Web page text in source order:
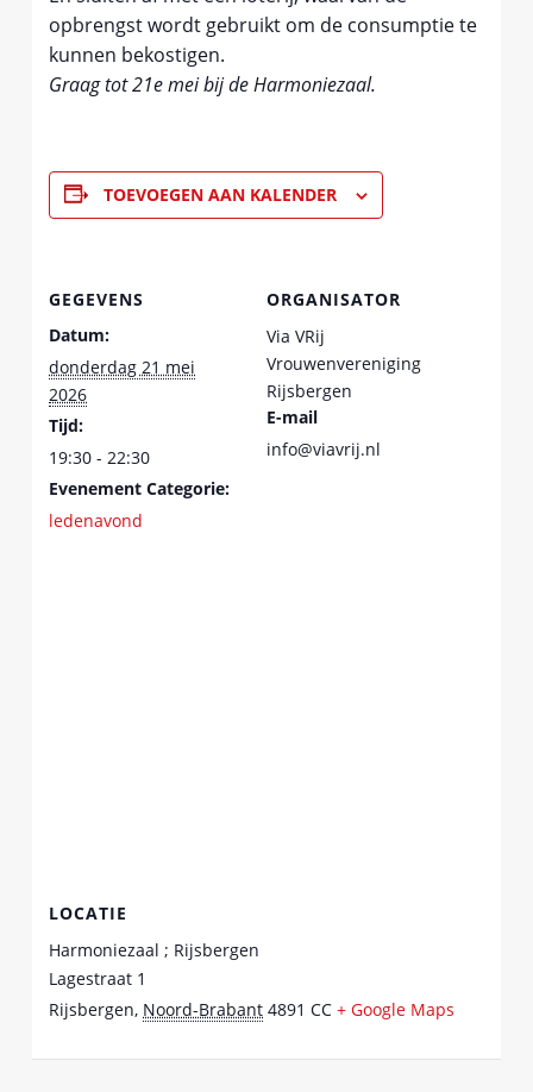
opbrengst wordt gebruikt om de consumptie te
kunnen bekostigen.
Graag tot 21e mei bij de Harmoniezaal.
TOEVOEGEN AAN KALENDER
GEGEVENS
Datum:
donderdag 21 mei
2026
Tijd:
19:30 - 22:30
Evenement Categorie:
ledenavond
ORGANISATOR
Via VRij
Vrouwenvereniging
Rijsbergen
E-mail
info@viavrij.nl
LOCATIE
Harmoniezaal ; Rijsbergen
Lagestraat 1
Rijsbergen, Noord-Brabant 4891 CC + Google Maps